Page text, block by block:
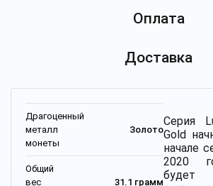
Оплата
Доставка
Драгоценный
металл
монеты
Золото
Общий
вес
31.1 грамм
Серия
Gold
начале
2020
будет